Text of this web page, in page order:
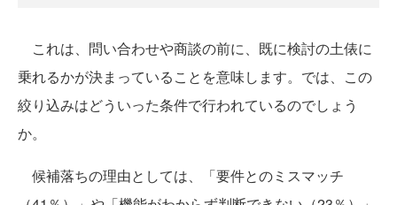
これは、問い合わせや商談の前に、既に検討の土俵に
乗れるかが決まっていることを意味します。では、この
絞り込みはどういった条件で行われているのでしょう
か。
候補落ちの理由としては、「要件とのミスマッチ